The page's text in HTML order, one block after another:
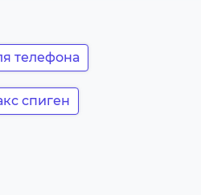
телефона
спиген